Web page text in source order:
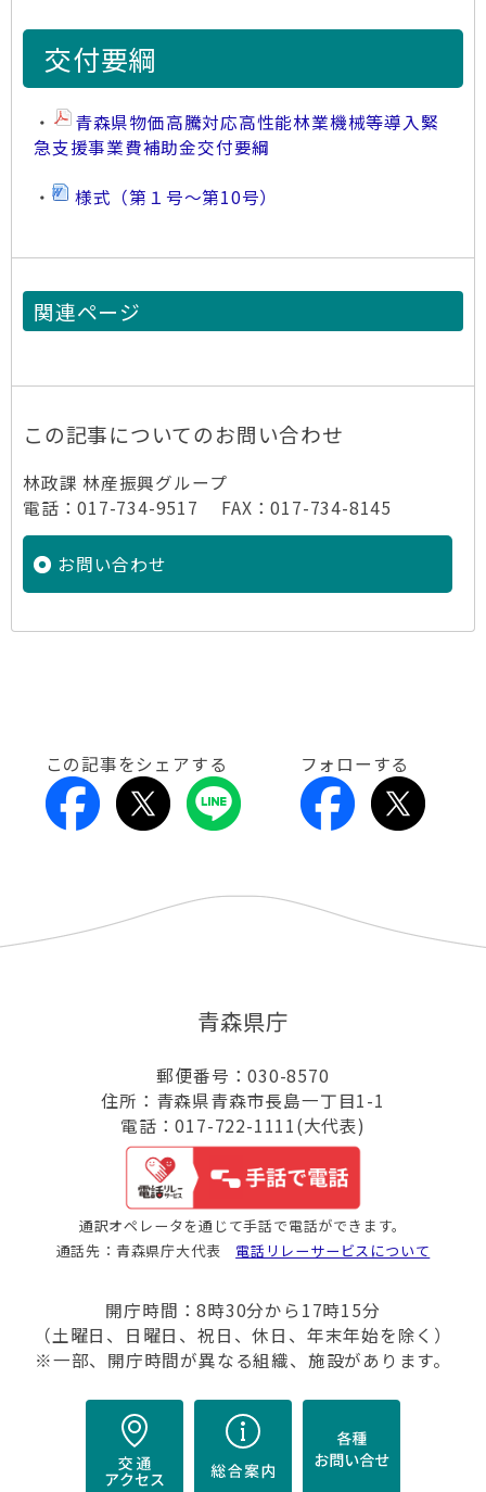
交付要綱
・
青森県物価高騰対応高性能林業機械等導入緊
急支援事業費補助金交付要綱
・
様式（第１号～第10号）
関連ページ
この記事についてのお問い合わせ
林政課 林産振興グループ
電話：017-734-9517 FAX：017-734-8145
お問い合わせ
この記事をシェアする フォローする
青森県庁
郵便番号：030-8570
住所：青森県青森市長島一丁目1-1
電話：017-722-1111(大代表)
通訳オペレータを通じて手話で電話ができます。
通話先：青森県庁大代表 電話リレーサービスについて
開庁時間：8時30分から17時15分
（土曜日、日曜日、祝日、休日、年末年始を除く）
※一部、開庁時間が異なる組織、施設があります。